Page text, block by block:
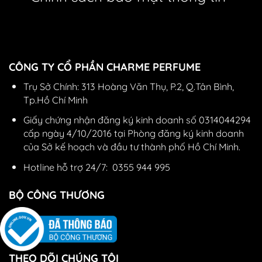
xuất
– Shop giao hàng không đúng sản phẩm
– Giao không đúng số lượng hàng đã đặt, sản
phẩm chưa qua sử dụng
CÔNG TY CỔ PHẦN CHARME PERFUME
Trụ Sở Chính: 313 Hoàng Văn Thụ, P.2, Q.Tân Bình,
Tp.Hồ Chí Minh
Giấy chứng nhận đăng ký kinh doanh số 0314044294
cấp ngày 4/10/2016 tại Phòng đăng ký kinh doanh
của Sở kế hoạch và đầu tư thành phố Hồ Chí Minh.
Hotline hỗ trợ 24/7: 0355 944 995
BỘ CÔNG THƯƠNG
THEO DÕI CHÚNG TÔI